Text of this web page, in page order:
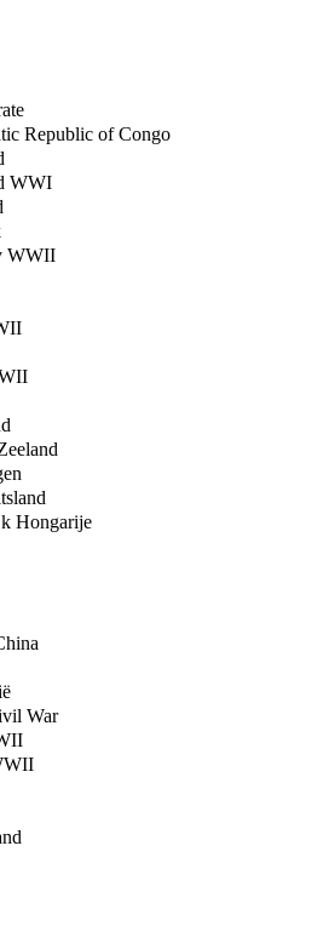
Republic of Congo
WWI
WWII
Hongarije
War